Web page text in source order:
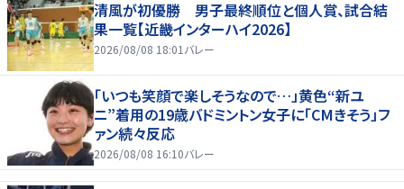
清風が初優勝 男子最終順位と個人賞、試合結
果一覧【近畿インターハイ2026】
2026/08/08 18:01 バレー
「いつも笑顔で楽しそうなので…」黄色“新ユ
ニ”着用の19歳バドミントン女子に「CMきそう」フ
ァン続々反応
2026/08/08 16:10バレー